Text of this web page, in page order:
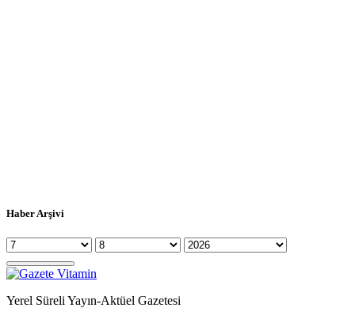
Haber Arşivi
Yerel Süreli Yayın-Aktüel Gazetesi